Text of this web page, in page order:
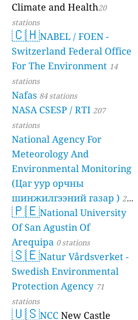
Climate and Health20
stations
🇨🇭NABEL / FOEN -
Switzerland Federal Office
For The Environment 14
stations
Nafas 84 stations
NASA CSESP / RTI 207
stations
National Agency For
Meteorology And
Environmental Monitoring
(Цаг уур орчны
шинжилгээний газар ) 21
stations
🇵🇪National University
Of San Agustin Of
Arequipa 0 stations
🇸🇪Natur Vårdsverket -
Swedish Environmental
Protection Agency 71
stations
🇺🇸NCCNew Castle